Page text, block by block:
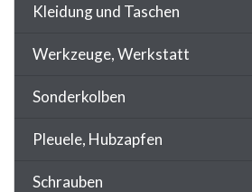
Kleidung und Taschen
Werkzeuge, Werkstatt
Sonderkolben
Pleuele, Hubzapfen
Schrauben